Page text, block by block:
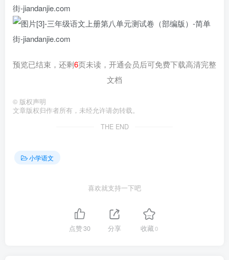
预览已结束，还剩6页未读，开通会员后可免费下载高清完整
文档
© 版权声明
文章版权归作者所有，未经允许请勿转载。
THE END
小学语文
喜欢就支持一下吧
点赞30 分享 收藏0